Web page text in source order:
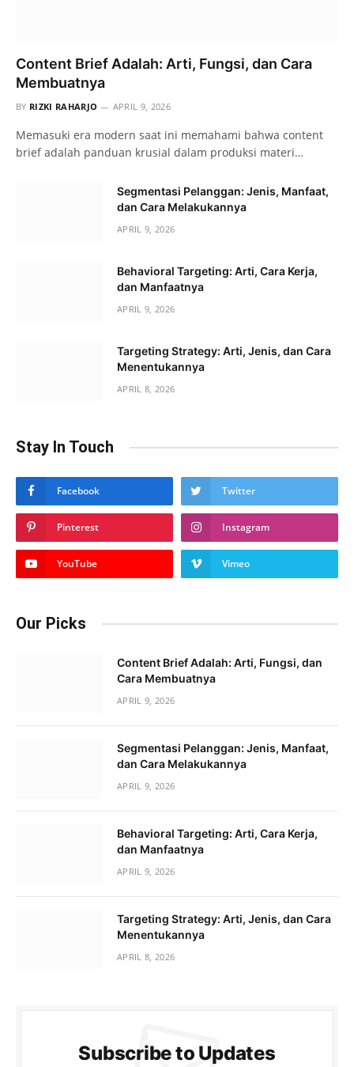
Content Brief Adalah: Arti, Fungsi, dan Cara
Membuatnya
BY RIZKI RAHARJO APRIL 9, 2026
Memasuki era modern saat ini memahami bahwa content
brief adalah panduan krusial dalam produksi materi…
Segmentasi Pelanggan: Jenis, Manfaat,
dan Cara Melakukannya
APRIL 9, 2026
Behavioral Targeting: Arti, Cara Kerja,
dan Manfaatnya
APRIL 9, 2026
Targeting Strategy: Arti, Jenis, dan Cara
Menentukannya
APRIL 8, 2026
Stay In Touch
Facebook Twitter
Pinterest Instagram
YouTube Vimeo
Our Picks
Content Brief Adalah: Arti, Fungsi, dan
Cara Membuatnya
APRIL 9, 2026
Segmentasi Pelanggan: Jenis, Manfaat,
dan Cara Melakukannya
APRIL 9, 2026
Behavioral Targeting: Arti, Cara Kerja,
dan Manfaatnya
APRIL 9, 2026
Targeting Strategy: Arti, Jenis, dan Cara
Menentukannya
APRIL 8, 2026
Subscribe to Updates